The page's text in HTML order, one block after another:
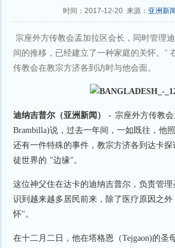
时间：2017-12-20 来源： 亚洲新
宗座外方传教会孟加拉区会长，同时管理
间的推移，已经建立了一种家庭的关怀。"
传教会在教宗方济各到访时与他会面。
迪纳吉普尔（亚洲新闻） - 宗座外方传教
Brambilla)说，过去一年间，一如既往，他
还有一件特殊的事件，教宗方济各到达卡
徒世界的 "边缘"。
这位神父住在达卡的迪纳吉普尔，负责管
识到越来越多居民前来，除了医疗原因之
怀"。
在十二月二日，他在塔格恩（Tejgaon)的